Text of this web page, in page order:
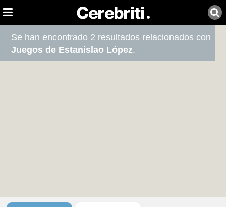
Se han encontrado 2 resultados relacionados con
Juegos de Estanislao López.